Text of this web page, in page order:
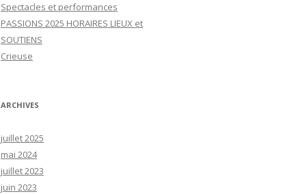
Spectacles et performances
PASSIONS 2025 HORAIRES LIEUX et
SOUTIENS
Crieuse
ARCHIVES
juillet 2025
mai 2024
juillet 2023
juin 2023